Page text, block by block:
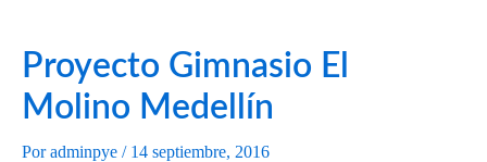
Proyecto Gimnasio El
Molino Medellín
Poradminpye / 14 septiembre, 2016